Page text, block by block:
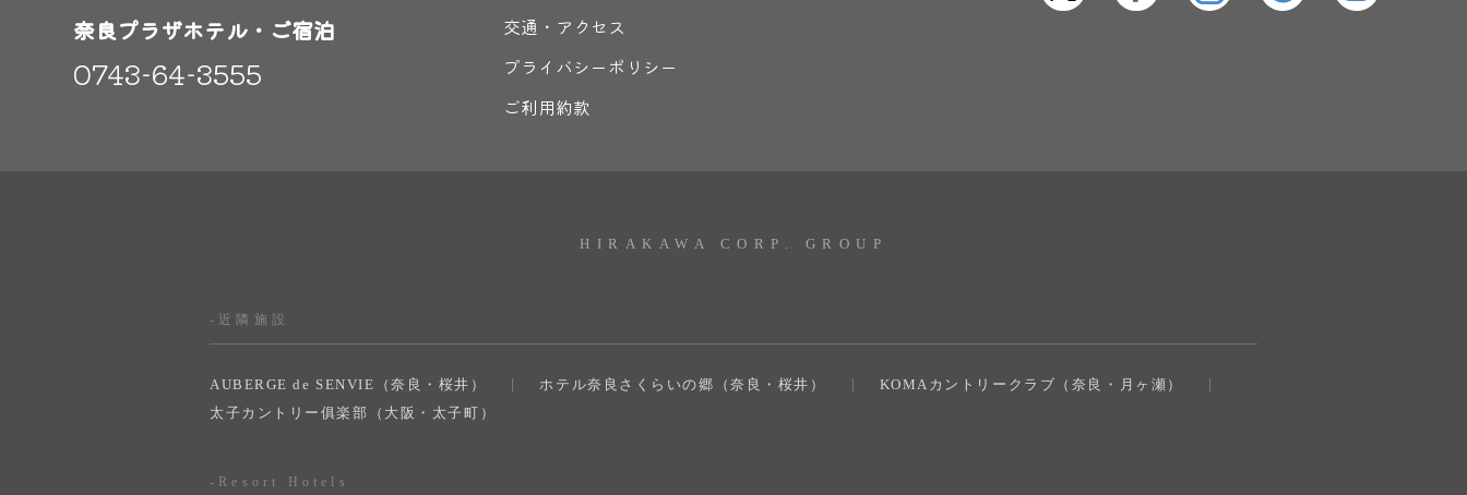
奈良プラザホテル・ご宿泊
0743-64-3555
交通・アクセス
プライバシーポリシー
ご利用約款
HIRAKAWA CORP. GROUP
-近隣施設
AUBERGE de SENVIE（奈良・桜井） ホテル奈良さくらいの郷（奈良・桜井）
KOMAカントリークラブ（奈良・月ヶ瀬）
太子カントリー俱楽部（大阪・太子町）
-Resort Hotels
奈良健康ランド
AIコンシェルジュ